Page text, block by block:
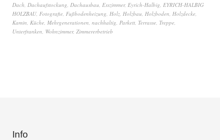
Dach Dachaufstockung Dachausbau Esszimmer, Eyrich-Halbig EYRICH-HALBIG
HOLZBAU Fotografie Fußbodenheizung Holz Holzbau Holzboden Holzdecke
Kamin Küche Mehrgenerationen nachhaltig Parkett Terrasse Treppe
Unterfranken Wohnzimmer, Zimmererbetrieb
Info